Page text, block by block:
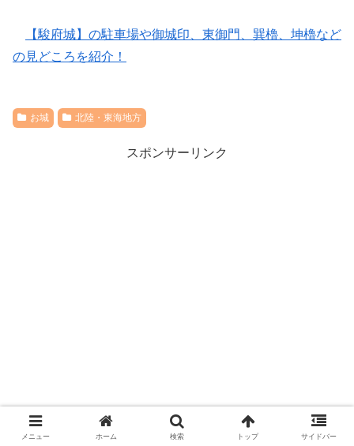
【駿府城】の駐車場や御城印、東御門、巽櫓、坤櫓など
の見どころを紹介！
お城 北陸・東海地方
スポンサーリンク
メニュー ホーム 検索 トップ サイドバー